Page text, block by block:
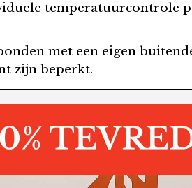
temperatuurcontrole
met een eigen
zijn beperkt.